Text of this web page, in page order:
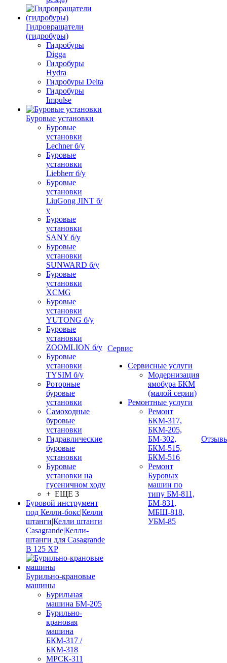
Гидровращатели
(гидробуры)
Гидробуры
Digga
Гидробуры
Hydra
Гидробуры Delta
Гидробуры
Impulse
Буровые установки
Буровые
установки
Lechner б/у
Буровые
установки
Liebherr б/у
Буровые
установки
LiuGong JINT б/
у
Буровые
установки
SANY б/у
Буровые
установки
SUNWARD б/у
Буровые
установки
XCMG
Буровые
установки
YUTONG б/у
Буровые
установки
ZOOMLION б/у
Буровые
установки
TYSIM б/у
Роторные
буровые
установки
Самоходные
буровые
установки
Гидравлические
буровые
установки
Буровые
установки на
гусеничном ходу
+ ЕЩЕ 3
Буровой инструмент
под Келли-бокс|Келли
штанги|Келли штанги
Casagrande|Келли-
штанги для Casagrande
B 125 XP
Бурильно-крановые
машины
Бурильная
машина БМ-205
Бурильно-
крановая
машина
БКМ-317 /
БКМ-318
МРСК-311
Сервис
Сервисные услуги
Модернизация
ямобура БКМ
(малой серии)
Ремонтные услуги
Ремонт
БКМ-317,
БКМ-205,
БМ-302,
БКМ-515,
БКМ-516
Ремонт
Буровых
машин по
типу БМ-811,
БМ-831,
МБШ-818,
УБМ-85